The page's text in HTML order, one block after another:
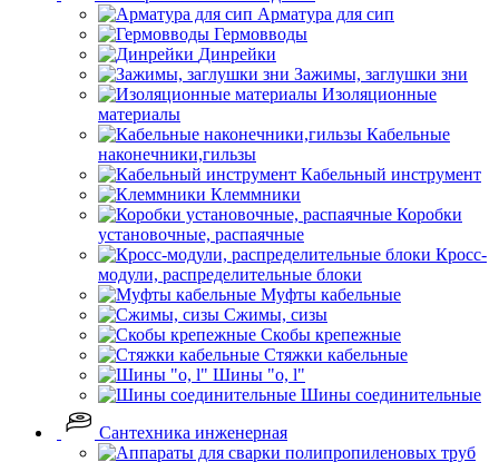
Арматура для сип
Гермовводы
Динрейки
Зажимы, заглушки зни
Изоляционные
материалы
Кабельные
наконечники,гильзы
Кабельный инструмент
Клеммники
Коробки
установочные, распаячные
Кросс-
модули, распределительные блоки
Муфты кабельные
Сжимы, сизы
Скобы крепежные
Стяжки кабельные
Шины "o, l"
Шины соединительные
Сантехника инженерная